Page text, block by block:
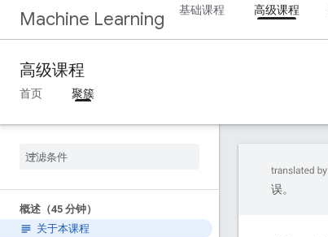
Machine Learning 基础课程 高级课程
高级课程
首页 聚簇
概述（45 分钟）
关于本课程
误。